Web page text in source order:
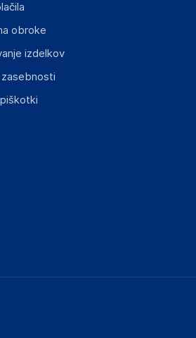
obroke
izdelkov